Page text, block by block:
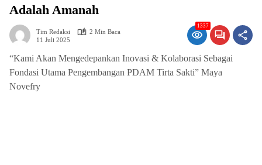
Adalah Amanah
Tim Redaksi
2 Min Baca
11 Juli 2025
1337
“Kami Akan Mengedepankan Inovasi & Kolaborasi Sebagai
Fondasi Utama Pengembangan PDAM Tirta Sakti” Maya
Novefry